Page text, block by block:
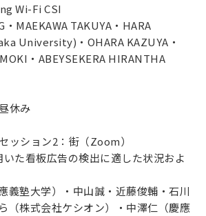
Wi-Fi CSI
MAEKAWA TAKUYA・HARA
University)・OHARA KAZUYA・
・ABEYSEKERA HIRANTHA
休み
ション2：街（Zoom）
た看板広告の検出に適した状況およ
義塾大学）・中山誠・近藤俊輔・石川
（株式会社ケシオン）・中澤仁（慶應